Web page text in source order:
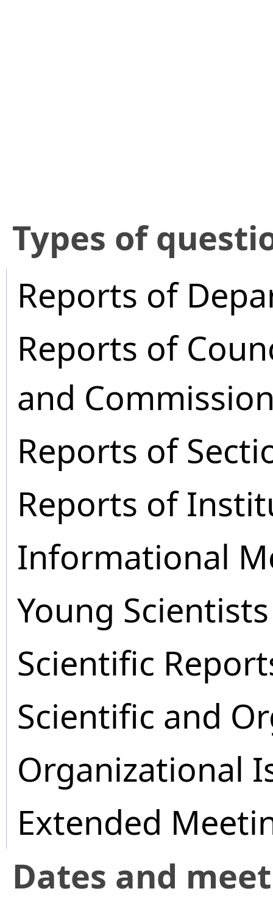
​Types of
Reports of
Reports of
and
Reports of
Reports of
Informational
Young
Scientific
Scientific and
Organizational
Extended
Dates and